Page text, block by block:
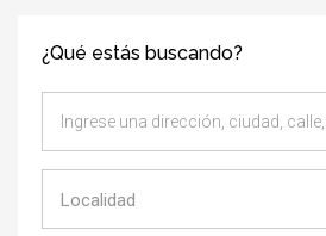
¿Qué estás buscando?
Localidad